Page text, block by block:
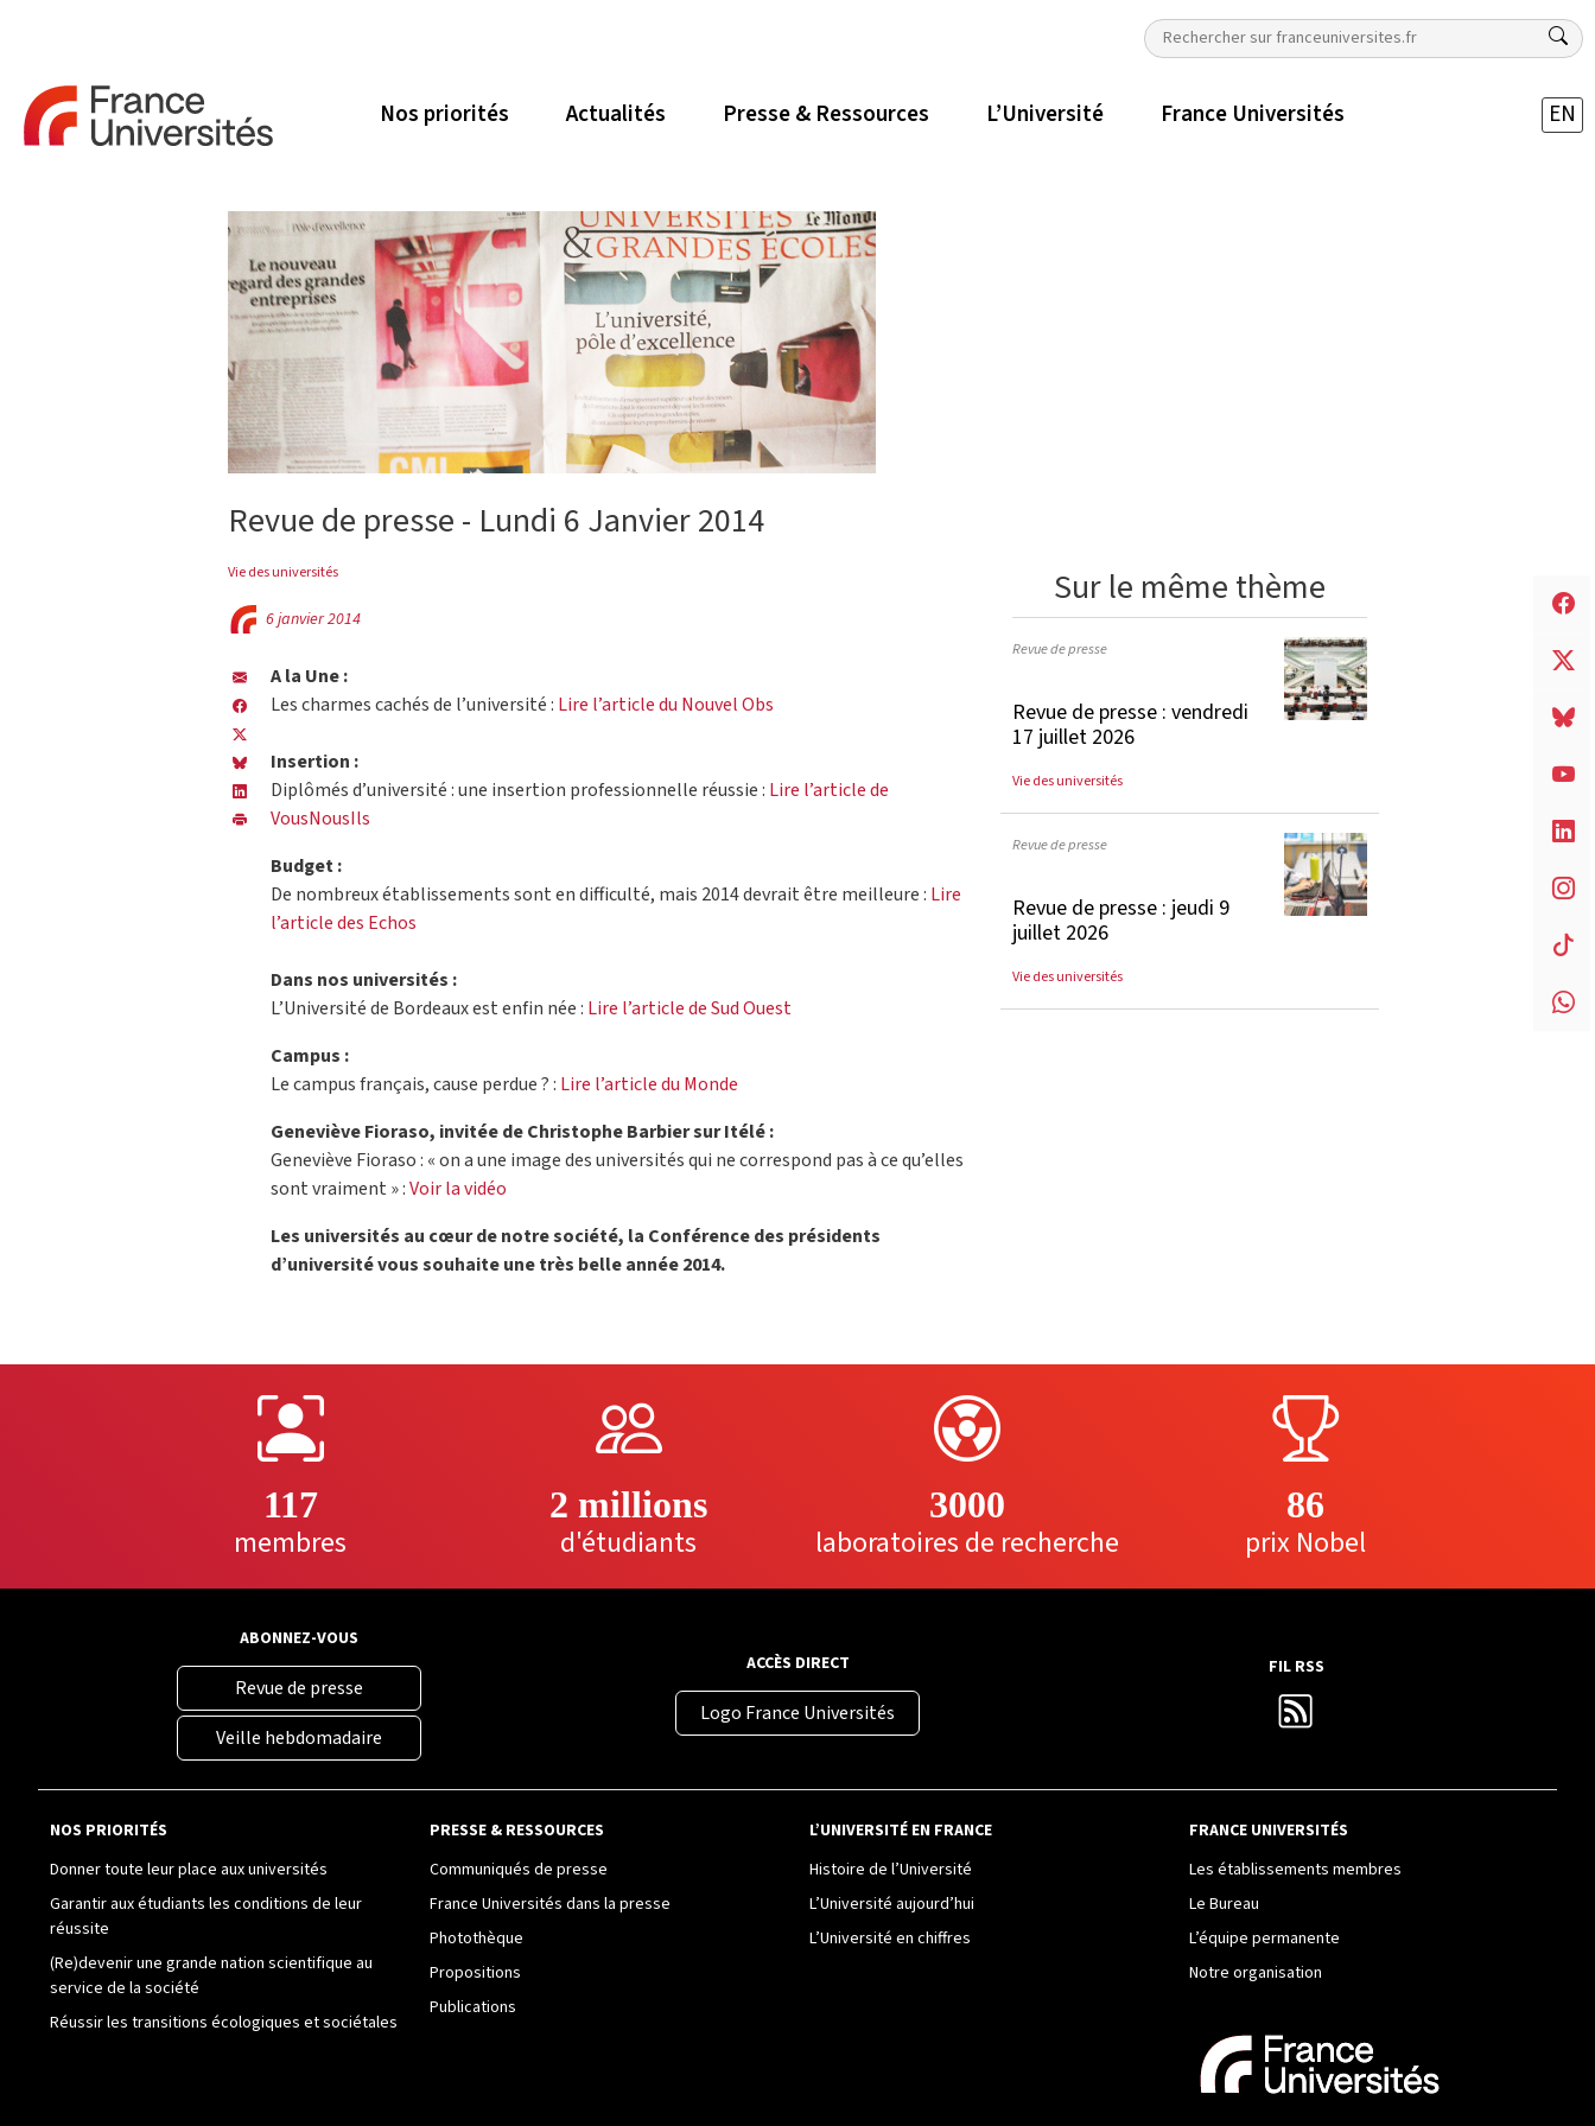
Nos priorités Actualités Presse & Ressources L’Université France Universités EN
Revue de presse - Lundi 6 Janvier 2014
Vie des universités
6 janvier 2014
A la Une :
Les charmes cachés de l’université : Lire l’article du Nouvel Obs
Insertion :
Diplômés d’université : une insertion professionnelle réussie : Lire l’article de
VousNousIls
Budget :
De nombreux établissements sont en difficulté, mais 2014 devrait être meilleure : Lire
l’article des Echos
Dans nos universités :
L’Université de Bordeaux est enfin née : Lire l’article de Sud Ouest
Campus :
Le campus français, cause perdue ? : Lire l’article du Monde
Geneviève Fioraso, invitée de Christophe Barbier sur Itélé :
Geneviève Fioraso : « on a une image des universités qui ne correspond pas à ce qu’elles
sont vraiment » :Voir la vidéo
Les universités au cœur de notre société, la Conférence des présidents
d’université vous souhaite une très belle année 2014.
Sur le même thème
Revue de presse
Revue de presse : vendredi
17 juillet 2026
Vie des universités
Revue de presse
Revue de presse : jeudi 9
juillet 2026
Vie des universités
117
membres
2 millions
d'étudiants
3000
laboratoires de recherche
86
prix Nobel
ABONNEZ-VOUS
Revue de presse
Veille hebdomadaire
ACCÈS DIRECT
Logo France Universités
FIL RSS
NOS PRIORITÉS
Donner toute leur place aux universités
Garantir aux étudiants les conditions de leur
réussite
(Re)devenir une grande nation scientifique au
service de la société
Réussir les transitions écologiques et sociétales
PRESSE & RESSOURCES
Communiqués de presse
France Universités dans la presse
Photothèque
Propositions
Publications
L’UNIVERSITÉ EN FRANCE
Histoire de l’Université
L’Université aujourd’hui
L’Université en chiffres
FRANCE UNIVERSITÉS
Les établissements membres
Le Bureau
L’équipe permanente
Notre organisation